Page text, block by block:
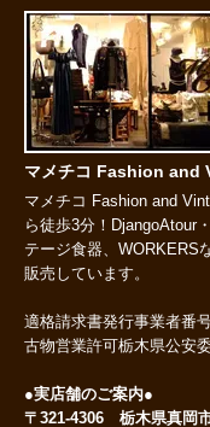
マメチコ Fashion and
マメチコ Fashion and
ら徒歩3分！DjangoAtour
テージ食器、WORKERS
販売しています。
適格請求書発行事業者番
古物営業許可栃木県公安
●実店舗のご案内●
〒321-4306 栃木県真岡